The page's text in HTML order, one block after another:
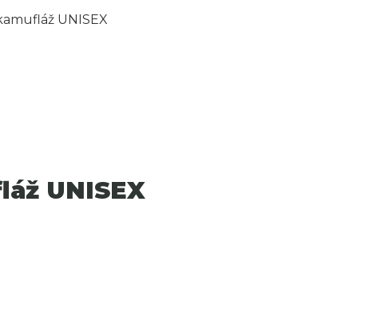
UNISEX
UNISEX